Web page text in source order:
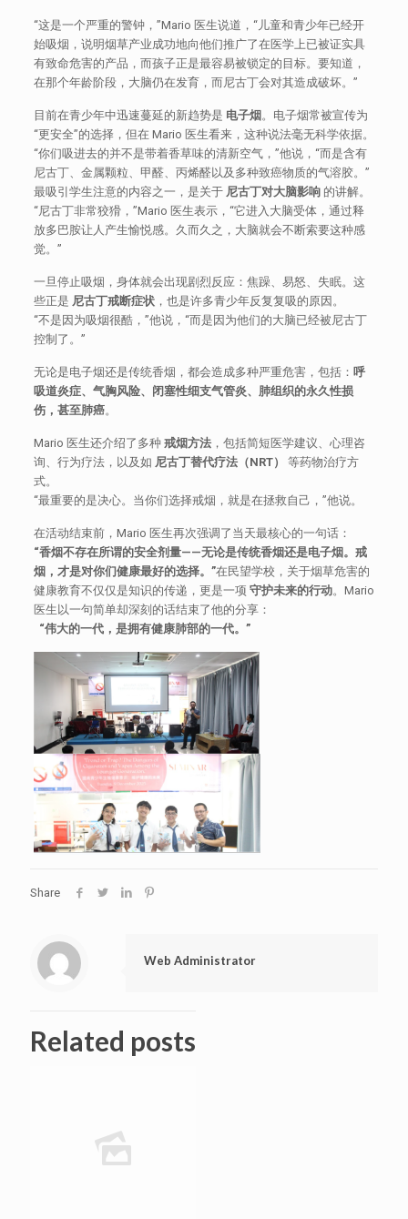
“这是一个严重的警钟，”Mario 医生说道，“儿童和青少年已经开
始吸烟，说明烟草产业成功地向他们推广了在医学上已被证实具
有致命危害的产品，而孩子正是最容易被锁定的目标。要知道，
在那个年龄阶段，大脑仍在发育，而尼古丁会对其造成破坏。”
目前在青少年中迅速蔓延的新趋势是 电子烟 。电子烟常被宣传为
“更安全”的选择，但在 Mario 医生看来，这种说法毫无科学依据。
“你们吸进去的并不是带着香草味的清新空气，”他说，“而是含有
尼古丁、金属颗粒、甲醛、丙烯醛以及多种致癌物质的气溶胶。”
最吸引学生注意的内容之一，是关于 尼古丁对大脑影响的讲解。
“尼古丁非常狡猾，”Mario 医生表示，“它进入大脑受体，通过释
放多巴胺让人产生愉悦感。久而久之，大脑就会不断索要这种感
觉。”
一旦停止吸烟，身体就会出现剧烈反应：焦躁、易怒、失眠。这
些正是 尼古丁戒断症状，也是许多青少年反复复吸的原因。
“不是因为吸烟很酷，”他说，“而是因为他们的大脑已经被尼古丁
控制了。”
无论是电子烟还是传统香烟，都会造成多种严重危害，包括： 呼
吸道炎症、气胸风险、闭塞性细支气管炎、肺组织的永久性损
伤，甚至肺癌。
Mario 医生还介绍了多种 戒烟方法，包括简短医学建议、心理咨
询、行为疗法，以及如 尼古丁替代疗法（NRT）
等药物治疗方
式。
“最重要的是决心。当你们选择戒烟，就是在拯救自己，”他说。
在活动结束前，Mario 医生再次强调了当天最核心的一句话：
“香烟不存在所谓的安全剂量——无论是传统香烟还是电子烟。戒
烟，才是对你们健康最好的选择。”在民望学校，关于烟草危害的
健康教育不仅仅是知识的传递，更是一项 守护未来的行动。Mario
医生以一句简单却深刻的话结束了他的分享：
“伟大的一代，是拥有健康肺部的一代。”
Share
Web Administrator
Related posts